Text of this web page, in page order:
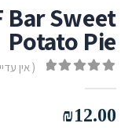
Bar Sweet
Potato Pie
( אין
₪12.00